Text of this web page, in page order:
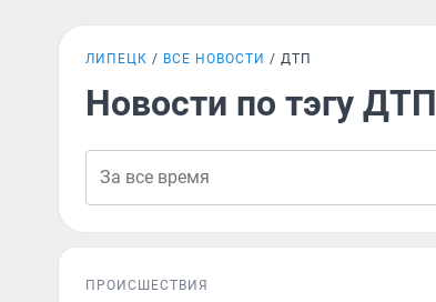
ЛИПЕЦК ВСЕ НОВОСТИ ДТП
Новости по тэгу ДТП
ПРОИСШЕСТВИЯ